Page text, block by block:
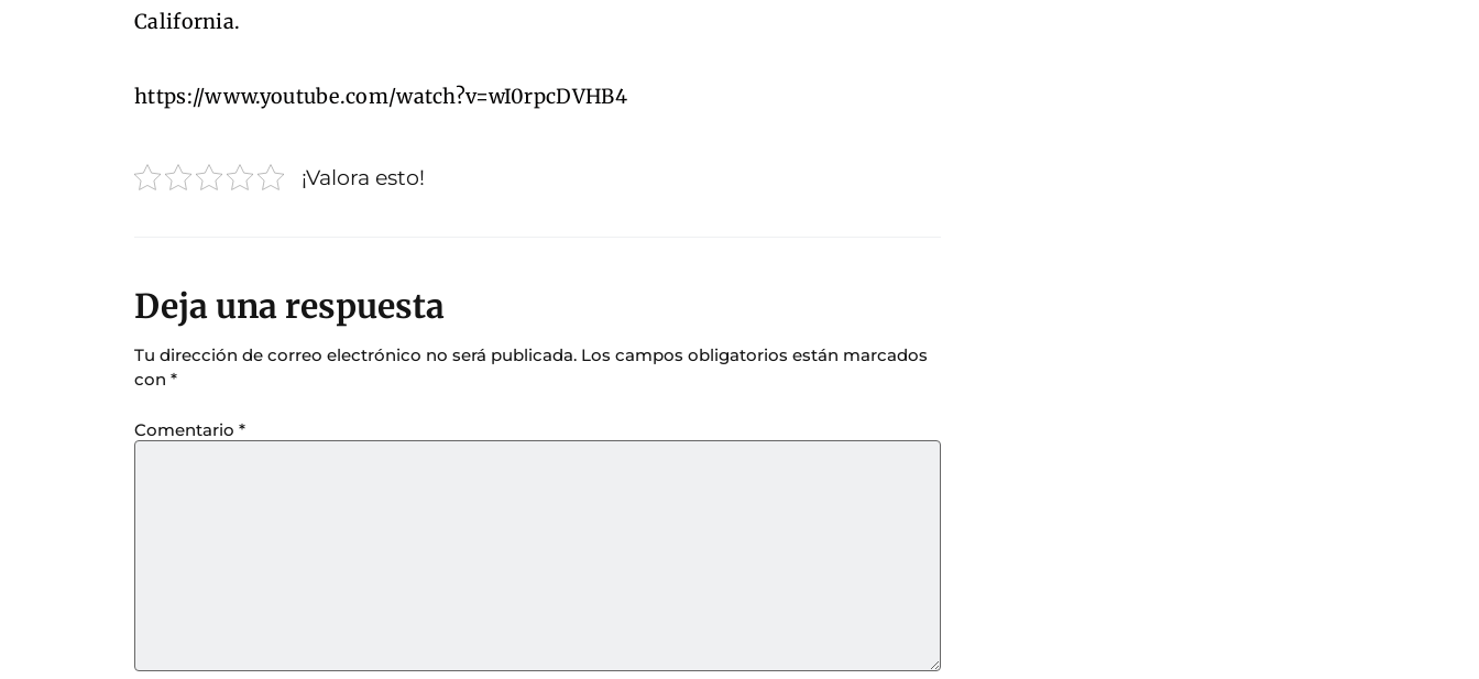
California.
https://www.youtube.com/watch?v=wI0rpcDVHB4
¡Valora esto!
Deja una respuesta
Tu dirección de correo electrónico no será publicada. Los campos obligatorios están marcados
con *
Comentario *